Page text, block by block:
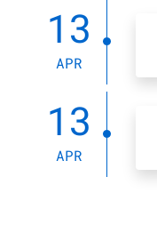
13
APR
13
APR